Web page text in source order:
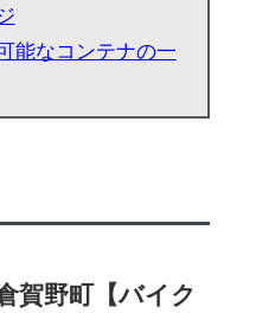
能なコンテナの一
賀野町【バイク